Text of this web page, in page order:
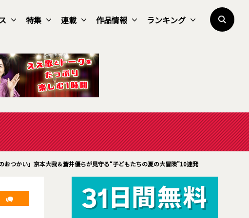
特集 連載 作品情報 ランキング
おつかい」京本大我＆蒼井優らが見守る“子どもたちの夏の大冒険”10連発